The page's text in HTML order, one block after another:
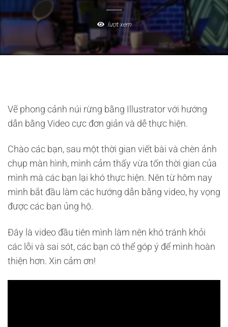
lượt xem
Vẽ phong cảnh núi rừng bằng Illustrator với hướng
dẫn bằng Video cực đơn giản và dễ thực hiện.
Chào các bạn, sau một thời gian viết bài và chèn ảnh
chụp màn hình, mình cảm thấy vừa tốn thời gian của
mình mà các bạn lại khó thực hiện. Nên từ hôm nay
mình bắt đầu làm các hướng dẫn bằng video, hy vọng
được các bạn ủng hộ.
Đây là video đầu tiên mình làm nên khó tránh khỏi
các lỗi và sai sót, các bạn có thể góp ý để mình hoàn
thiện hơn. Xin cảm ơn!